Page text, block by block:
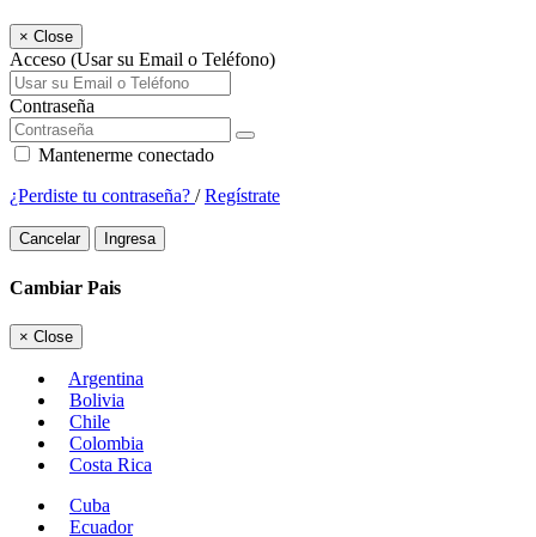
× Close
Acceso (Usar su Email o Teléfono)
Contraseña
Mantenerme conectado
¿Perdiste tu contraseña? /Regístrate
Cancelar Ingresa
Cambiar Pais
× Close
Argentina
Bolivia
Chile
Colombia
Costa Rica
Cuba
Ecuador